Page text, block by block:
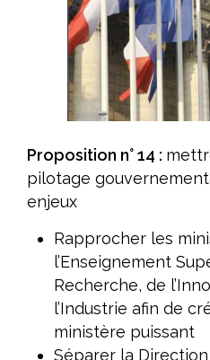
Proposition n° 14 :
pilotage
enjeux
Rapprocher les
l’Enseignement
Recherche, de
l’Industrie afin de
ministère puissant
Séparer la